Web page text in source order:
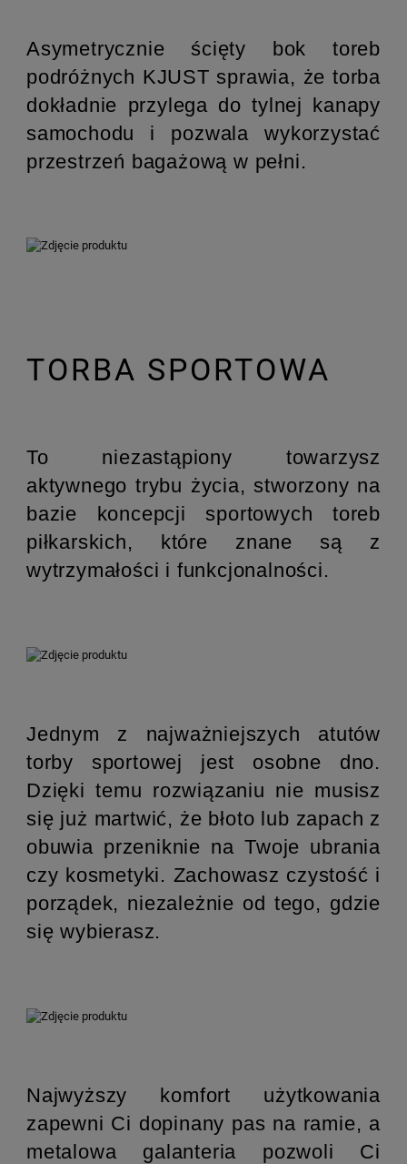
Asymetrycznie ścięty bok toreb
podróżnych KJUST sprawia, że torba
dokładnie przylega do tylnej kanapy
samochodu i pozwala wykorzystać
przestrzeń bagażową w pełni.
TORBA SPORTOWA
To niezastąpiony towarzysz
aktywnego trybu życia, stworzony na
bazie koncepcji sportowych toreb
piłkarskich, które znane są z
wytrzymałości i funkcjonalności.
Jednym z najważniejszych atutów
torby sportowej jest osobne dno.
Dzięki temu rozwiązaniu nie musisz
się już martwić, że błoto lub zapach z
obuwia przeniknie na Twoje ubrania
czy kosmetyki. Zachowasz czystość i
porządek, niezależnie od tego, gdzie
się wybierasz.
Najwyższy komfort użytkowania
zapewni Ci dopinany pas na ramie, a
metalowa galanteria pozwoli Ci